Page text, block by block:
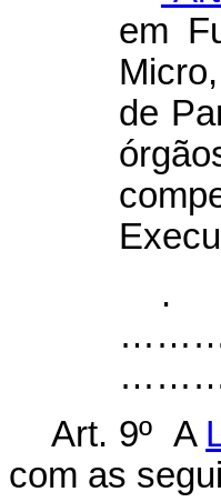
em
de
.
Art. 9º A
com as